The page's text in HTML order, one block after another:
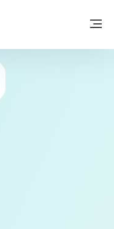
- HOMEPAGE DO